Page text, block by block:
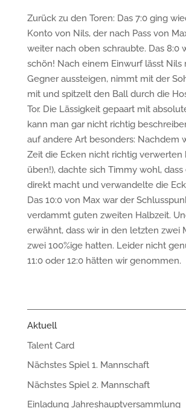
Zurück zu den Toren: Das 7:0 ging
Konto von Nils, der nach Pass von
weiter nach oben schraubte. Das 8:0
schön! Nach einem Einwurf lässt Nils
Gegner aussteigen, nimmt mit der
mit und spitzelt den Ball durch die
Tor. Die Lässigkeit gepaart mit
kann man gar nicht richtig
auf andere Art besonders: Nachdem
Zeit die Ecken nicht richtig verwerten
üben!), dachte sich Timmy wohl,
direkt macht und verwandelte die
Das 10:0 von Max war der
verdammt guten zweiten Halbzeit.
erwähnt, dass wir in den letzten zwei
zwei 100%ige hatten. Leider nicht
11:0 oder 12:0 hätten wir genommen.
Aktuell
Talent Card
Nächstes Spiel 1. Mannschaft
Nächstes Spiel 2. Mannschaft
Einladung Jahreshauptversammlung